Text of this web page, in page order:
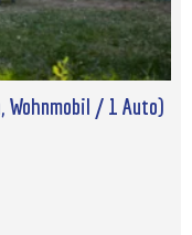
Wohnmobil / 1 Auto)